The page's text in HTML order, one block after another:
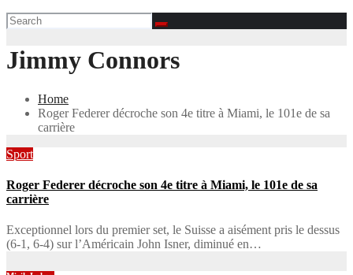
Jimmy Connors
Home
Roger Federer décroche son 4e titre à Miami, le 101e de sa
carrière
Sport
Roger Federer décroche son 4e titre à Miami, le 101e de sa
carrière
Exceptionnel lors du premier set, le Suisse a aisément pris le dessus
(6-1, 6-4) sur l’Américain John Isner, diminué en…